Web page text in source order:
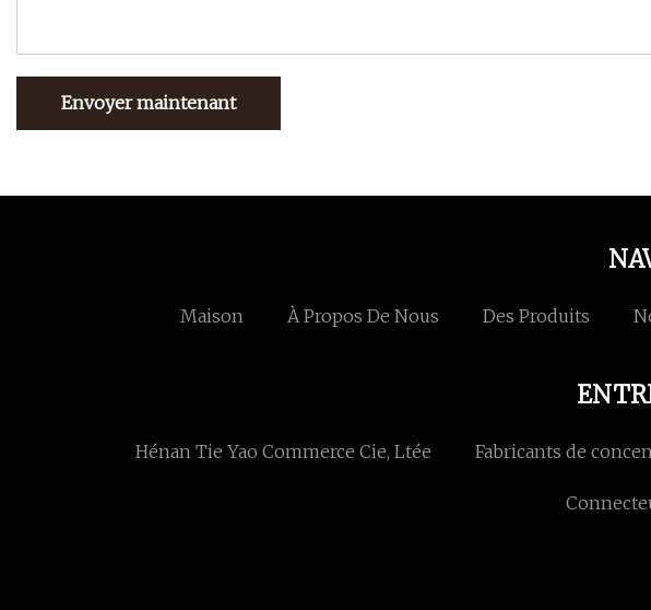
Envoyer maintenant
Maison À Propos De Nous Des Produits
Hénan Tie Yao Commerce Cie, Ltée Fabricants de